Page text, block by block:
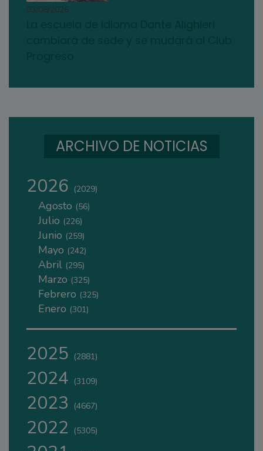
03/08/2026
ARCHIVO DE NOTICIAS
2026 (2029)
Agosto (56)
Julio (226)
Junio (259)
Mayo (242)
Abril (295)
Marzo (325)
Febrero (325)
Enero (301)
2025 (2881)
2024 (3109)
2023 (4667)
2022 (5305)